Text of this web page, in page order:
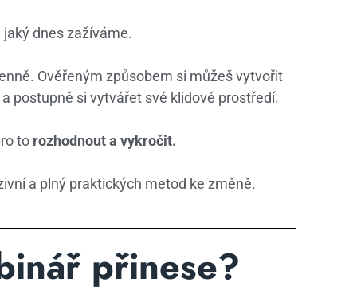
dnes zažíváme.
Ověřeným způsobem si můžeš vytvořit
postupně si vytvářet své klidové prostředí.
to rozhodnout a vykročit.
a plný praktických metod ke změně.
přinese?